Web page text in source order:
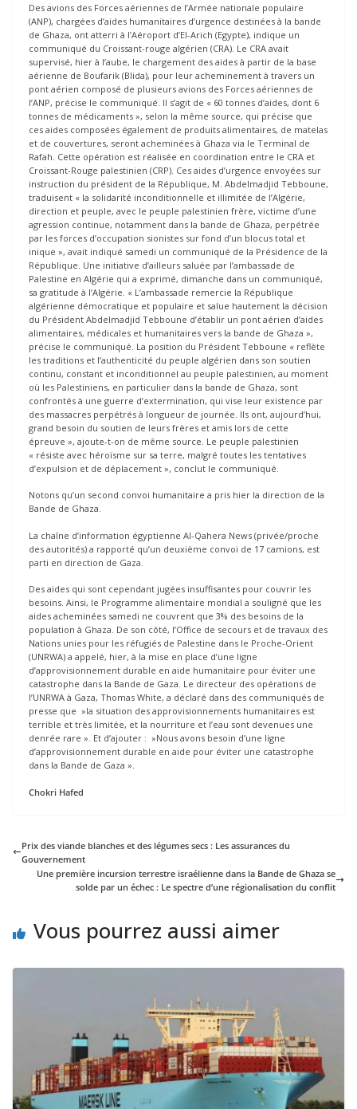
Des avions des Forces aériennes de l’Armée nationale populaire
(ANP), chargées d’aides humanitaires d’urgence destinées à la bande
de Ghaza, ont atterri à l’Aéroport d’El-Arich (Egypte), indique un
communiqué du Croissant-rouge algérien (CRA). Le CRA avait
supervisé, hier à l’aube, le chargement des aides à partir de la base
aérienne de Boufarik (Blida), pour leur acheminement à travers un
pont aérien composé de plusieurs avions des Forces aériennes de
l’ANP, précise le communiqué. Il s’agit de « 60 tonnes d’aides, dont 6
tonnes de médicaments », selon la même source, qui précise que
ces aides composées également de produits alimentaires, de matelas
et de couvertures, seront acheminées à Ghaza via le Terminal de
Rafah. Cette opération est réalisée en coordination entre le CRA et
Croissant-Rouge palestinien (CRP). Ces aides d’urgence envoyées sur
instruction du président de la République, M. Abdelmadjid Tebboune,
traduisent « la solidarité inconditionnelle et illimitée de l’Algérie,
direction et peuple, avec le peuple palestinien frère, victime d’une
agression continue, notamment dans la bande de Ghaza, perpétrée
par les forces d’occupation sionistes sur fond d’un blocus total et
inique », avait indiqué samedi un communiqué de la Présidence de la
République. Une initiative d’ailleurs saluée par l’ambassade de
Palestine en Algérie qui a exprimé, dimanche dans un communiqué,
sa gratitude à l’Algérie. « L’ambassade remercie la République
algérienne démocratique et populaire et salue hautement la décision
du Président Abdelmadjid Tebboune d’établir un pont aérien d’aides
alimentaires, médicales et humanitaires vers la bande de Ghaza »,
précise le communiqué. La position du Président Tebboune « reflète
les traditions et l’authenticité du peuple algérien dans son soutien
continu, constant et inconditionnel au peuple palestinien, au moment
où les Palestiniens, en particulier dans la bande de Ghaza, sont
confrontés à une guerre d’extermination, qui vise leur existence par
des massacres perpétrés à longueur de journée. Ils ont, aujourd’hui,
grand besoin du soutien de leurs frères et amis lors de cette
épreuve », ajoute-t-on de même source. Le peuple palestinien
« résiste avec héroïsme sur sa terre, malgré toutes les tentatives
d’expulsion et de déplacement », conclut le communiqué.
Notons qu’un second convoi humanitaire a pris hier la direction de la
Bande de Ghaza.
La chaîne d’information égyptienne Al-Qahera News (privée/proche
des autorités) a rapporté qu’un deuxième convoi de 17 camions, est
parti en direction de Gaza.
Des aides qui sont cependant jugées insuffisantes pour couvrir les
besoins. Ainsi, le Programme alimentaire mondial a souligné que les
aides acheminées samedi ne couvrent que 3% des besoins de la
population à Ghaza. De son côté, l’Office de secours et de travaux des
Nations unies pour les réfugiés de Palestine dans le Proche-Orient
(UNRWA) a appelé, hier, à la mise en place d’une ligne
d’approvisionnement durable en aide humanitaire pour éviter une
catastrophe dans la Bande de Gaza. Le directeur des opérations de
l’UNRWA à Gaza, Thomas White, a déclaré dans des communiqués de
presse que »la situation des approvisionnements humanitaires est
terrible et très limitée, et la nourriture et l’eau sont devenues une
denrée rare ». Et d’ajouter : »Nous avons besoin d’une ligne
d’approvisionnement durable en aide pour éviter une catastrophe
dans la Bande de Gaza ».
Chokri Hafed
Prix des viande blanches et des légumes secs : Les assurances du
Gouvernement
Une première incursion terrestre israélienne dans la Bande de Ghaza se
solde par un échec : Le spectre d’une régionalisation du conflit
Vous pourrez aussi aimer